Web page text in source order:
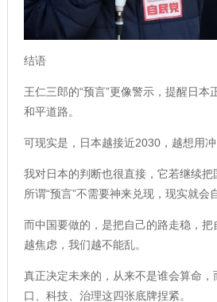
结语
王仁三郎的“预言”更像警示，提醒日本
和平道路。
可现实是，日本越接近2030，越想用冲
我对日本的判断也很直接，它若继续把
所谓“预言”不需要神来兑现，现实就会
而中国要做的，是把自己的路走稳，
越焦虑，我们越不能乱。
真正决定未来的，从来不是谁会算命，
口、科技、治理这四张底牌捏紧。